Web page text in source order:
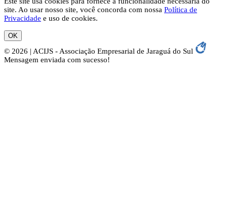
site. Ao usar nosso site, você concorda com nossa Política de
Privacidade e uso de cookies.
OK
© 2026 | ACIJS - Associação Empresarial de Jaraguá do Sul
Mensagem enviada com sucesso!